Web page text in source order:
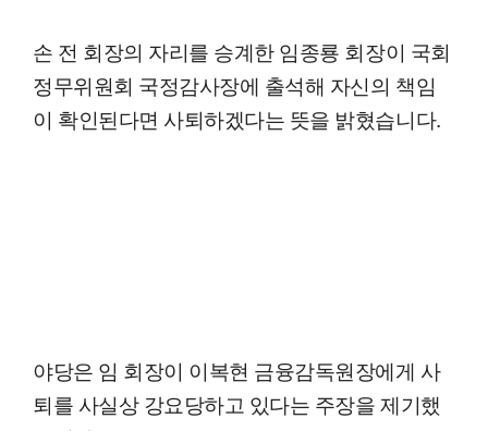
손 전 회장의 자리를 승계한 임종룡 회장이 국회
정무위원회 국정감사장에 출석해 자신의 책임
이 확인된다면 사퇴하겠다는 뜻을 밝혔습니다.
야당은 임 회장이 이복현 금융감독원장에게 사
퇴를 사실상 강요당하고 있다는 주장을 제기했